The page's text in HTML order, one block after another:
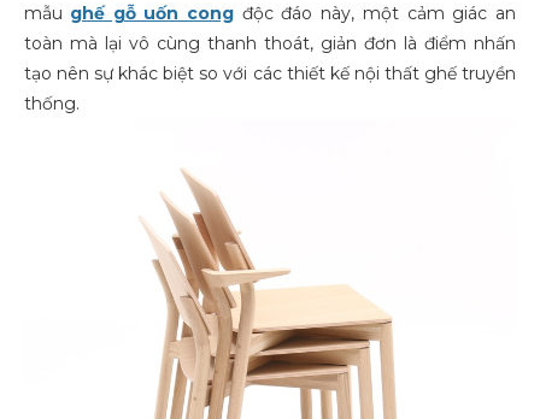
mẫu ghế gỗ uốn cong độc đáo này, một cảm giác an
toàn mà lại vô cùng thanh thoát, giản đơn là điểm nhấn
tạo nên sự khác biệt so với các thiết kế nội thất ghế truyền
thống.